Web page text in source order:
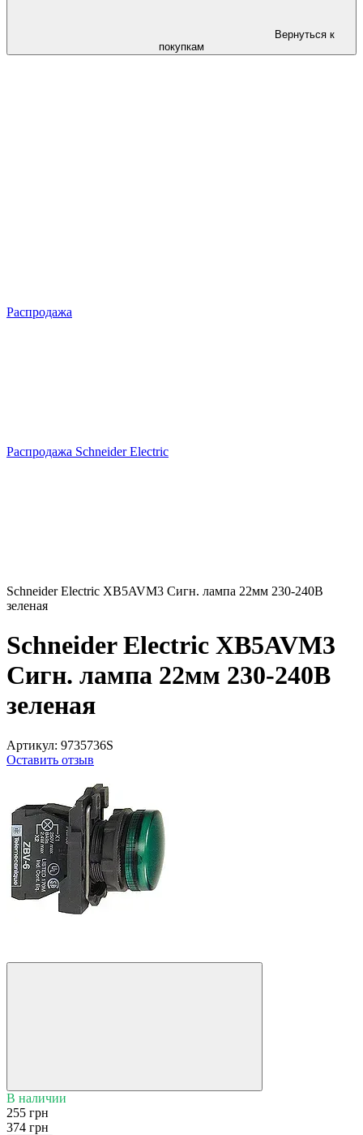
Вернуться к
покупкам
Распродажа
Распродажа Schneider Electric
Schneider Electric XB5AVM3 Сигн. лампа 22мм 230-240В
зеленая
Schneider Electric XB5AVM3
Сигн. лампа 22мм 230-240В
зеленая
Артикул: 9735736S
Оставить отзыв
В наличии
255 грн
374 грн